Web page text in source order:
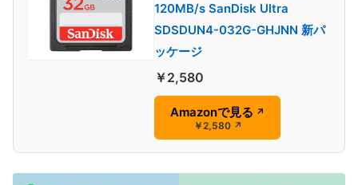
120MB/s SanDisk Ultra
SDSDUN4-032G-GHJNN 新パ
ッケージ
￥2,580
Amazonで見る ↗
￥2,580 ↗